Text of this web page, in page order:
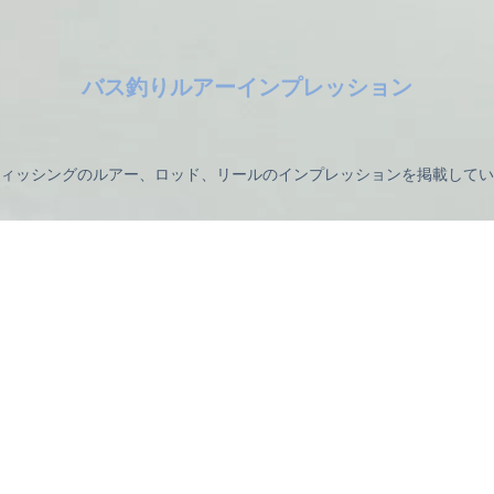
バス釣りルアーインプレッション
ッシングのルアー、ロッド、リールのインプレッションを掲載して